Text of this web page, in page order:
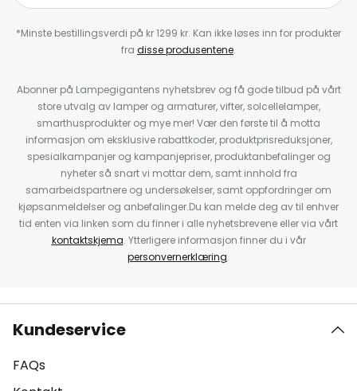
*Minste bestillingsverdi på kr 1299 kr. Kan ikke løses inn for produkter
fra disse produsentene.
Abonner på Lampegigantens nyhetsbrev og få gode tilbud på vårt
store utvalg av lamper og armaturer, vifter, solcellelamper,
smarthusprodukter og mye mer! Vær den første til å motta
informasjon om eksklusive rabattkoder, produktprisreduksjoner,
spesialkampanjer og kampanjepriser, produktanbefalinger og
nyheter så snart vi mottar dem, samt innhold fra
samarbeidspartnere og undersøkelser, samt oppfordringer om
kjøpsanmeldelser og anbefalinger.Du kan melde deg av til enhver
tid enten via linken som du finner i alle nyhetsbrevene eller via vårt
kontaktskjema. Ytterligere informasjon finner du i vår
personvernerklæring.
Kundeservice
FAQs